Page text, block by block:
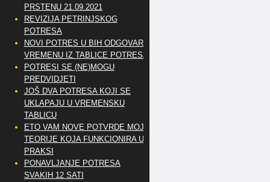
PRSTENU 21.09.2021
REVIZIJA PETRINJSKOG
POTRESA
NOVI POTRES U BIH ODGOVARA
VREMENU IZ TABLICE POTRESA
POTRESI SE (NE)MOGU
PREDVIDJETI
JOŠ DVA POTRESA KOJI SE
UKLAPAJU U VREMENSKU
TABLICU
ETO VAM NOVE POTVRDE MOJE
TEORIJE KOJA FUNKCIONIRA U
PRAKSI
PONAVLJANJE POTRESA
SVAKIH 12 SATI